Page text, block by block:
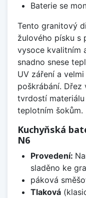
Baterie se
Tento granitový
žulového písku s
vysoce kvalitním
snadno snese
UV záření a
poškrábání. Dřez
tvrdostí
teplotním šokům.
Kuchyňská
N6
Provedení:
sladěno ke
páková
Tlaková